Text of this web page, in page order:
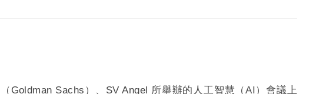
Sachs）、SV Angel 所舉辦的人工智慧（AI）會議上